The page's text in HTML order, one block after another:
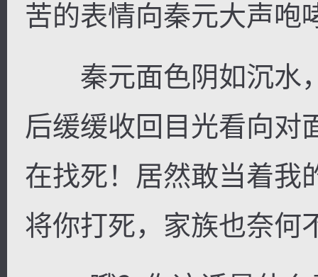
苦的表情向秦元大声咆
秦元面色阴如沉水
后缓缓收回目光看向对
在找死！居然敢当着我
将你打死，家族也奈何